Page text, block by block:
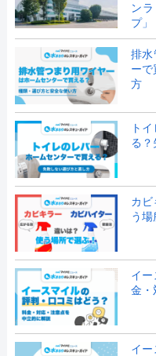
ン
プ」
排水
ー
方
ト
る？
カ
う場
イ
金・
イ